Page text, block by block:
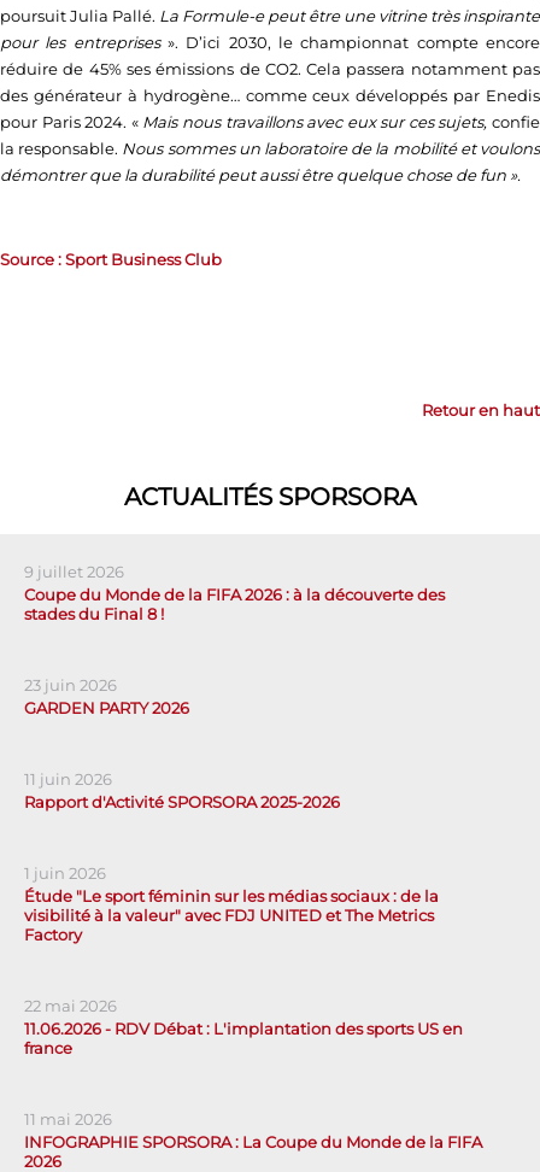
poursuit Julia Pallé. La Formule-e peut être une vitrine très inspirante
pour les entreprises ». D’ici 2030, le championnat compte encore
réduire de 45% ses émissions de CO2. Cela passera notamment pas
des générateur à hydrogène… comme ceux développés par Enedis
pour Paris 2024. « Mais nous travaillons avec eux sur ces sujets, confie
la responsable. Nous sommes un laboratoire de la mobilité et voulons
démontrer que la durabilité peut aussi être quelque chose de fun ».
Source : Sport Business Club
Retour en haut
ACTUALITÉS SPORSORA
9 juillet 2026
Coupe du Monde de la FIFA 2026 : à la découverte des
stades du Final 8 !
23 juin 2026
GARDEN PARTY 2026
11 juin 2026
Rapport d'Activité SPORSORA 2025-2026
1 juin 2026
Étude "Le sport féminin sur les médias sociaux : de la
visibilité à la valeur" avec FDJ UNITED et The Metrics
Factory
22 mai 2026
11.06.2026 - RDV Débat : L'implantation des sports US en
france
11 mai 2026
INFOGRAPHIE SPORSORA : La Coupe du Monde de la FIFA
2026